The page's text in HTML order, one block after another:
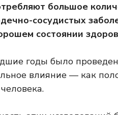
большое
сосудистых
состоянии
годы было
влияние — как